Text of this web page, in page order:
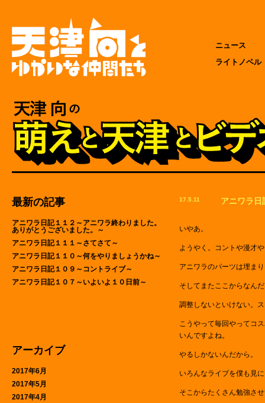
ニュース
ライトノベル
最新の記事
アニワラ日記１１２～アニワラ終わりました。
ありがとうございました。～
アニワラ日記１１１～さてさて～
アニワラ日記１１０～何をやりましょうかね～
アニワラ日記１０９～コントライブ～
アニワラ日記１０７～いよいよ１０日前～
アーカイブ
2017年6月
2017年5月
2017年4月
17.5.11 アニワラ日
いやあ。
ようやく。コントや漫才
アニワラのパーツは埋ま
そしてまたここからなん
調整しないといけない。
こうやって毎回やってコ
いんですよね。
やるしかないんだから。
いろんなライブを僕も見
そこからたくさん勉強さ